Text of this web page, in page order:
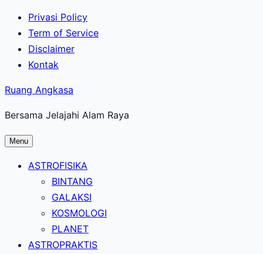
Lewati
konten
utama
Privasi Policy
Term of Service
Disclaimer
Kontak
Ruang Angkasa
Bersama Jelajahi Alam Raya
Menu
ASTROFISIKA
BINTANG
GALAKSI
KOSMOLOGI
PLANET
ASTROPRAKTIS